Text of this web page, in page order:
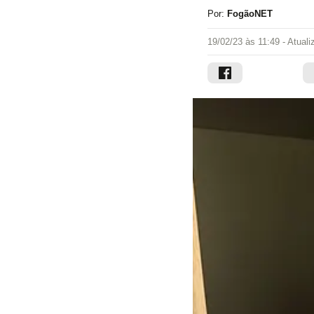
Por: FogãoNET
19/02/23 às 11:49 -